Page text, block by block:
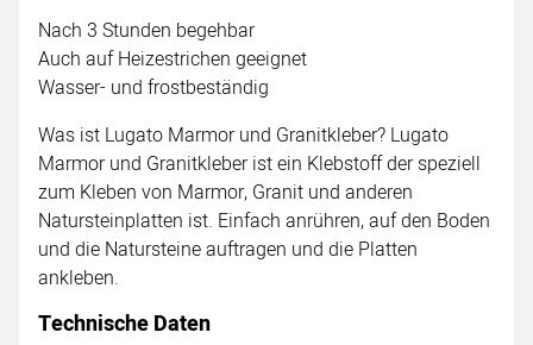
Nach 3 Stunden begehbar
Auch auf Heizestrichen geeignet
Wasser- und frostbeständig
Was ist Lugato Marmor und Granitkleber? Lugato
Marmor und Granitkleber ist ein Klebstoff der speziell
zum Kleben von Marmor, Granit und anderen
Natursteinplatten ist. Einfach anrühren, auf den Boden
und die Natursteine auftragen und die Platten
ankleben.
Technische Daten